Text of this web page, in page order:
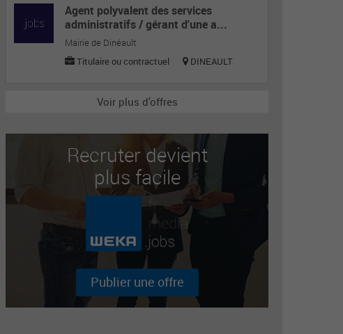
Agent polyvalent des services
administratifs / gérant d'une a...
Mairie de Dinéault
Titulaire ou contractuel
DINEAULT
Voir plus d'offres
Recruter devient
plus facile
Publier une offre